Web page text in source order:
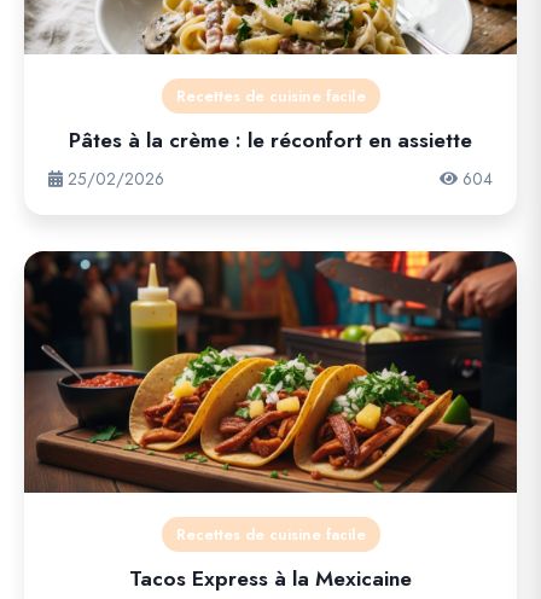
Recettes de cuisine facile
Pâtes à la crème : le réconfort en assiette
25/02/2026 604
Recettes de cuisine facile
Tacos Express à la Mexicaine